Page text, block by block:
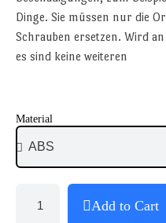
Dinge. Sie müssen nur die
Schrauben ersetzen. Wird
es sind keine weiteren
Material
Add to Cart